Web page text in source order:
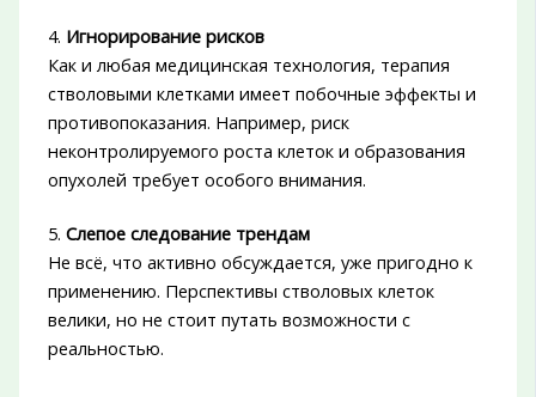
4. Игнорирование рисков
Как и любая медицинская технология, терапия
стволовыми клетками имеет побочные эффекты и
противопоказания. Например, риск
неконтролируемого роста клеток и образования
опухолей требует особого внимания.
5. Слепое следование трендам
Не всё, что активно обсуждается, уже пригодно к
применению. Перспективы стволовых клеток
велики, но не стоит путать возможности с
реальностью.